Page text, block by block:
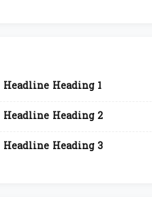
Heading 1
Heading 2
Heading 3